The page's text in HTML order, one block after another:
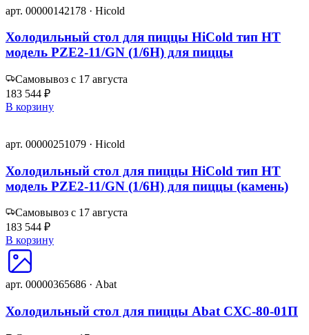
арт. 00000142178 · Hicold
Холодильный стол для пиццы HiCold тип HT
модель PZE2-11/GN (1/6H) для пиццы
Самовывоз с 17 августа
183 544 ₽
В корзину
арт. 00000251079 · Hicold
Холодильный стол для пиццы HiCold тип HT
модель PZE2-11/GN (1/6H) для пиццы (камень)
Самовывоз с 17 августа
183 544 ₽
В корзину
арт. 00000365686 · Abat
Холодильный стол для пиццы Abat СХС-80-01П